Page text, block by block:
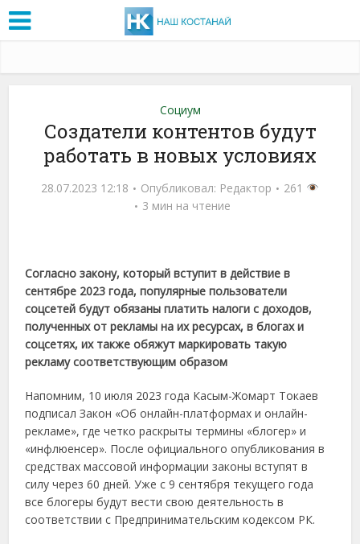
Социум
Создатели контентов будут
работать в новых условиях
28.07.2023 12:18 Опубликовал: Редактор
261
3 мин на чтение
Согласно закону, который вступит в действие в
сентябре 2023 года, популярные пользователи
соцсетей будут обязаны платить налоги с доходов,
полученных от рекламы на их ресурсах, в блогах и
соцсетях, их также обяжут маркировать такую
рекламу соответствующим образом
Напомним, 10 июля 2023 года Касым-Жомарт Токаев
подписал Закон «Об онлайн-платформах и онлайн-
рекламе», где четко раскрыты термины «блогер» и
«инфлюенсер». После официального опубликования в
средствах массовой информации законы вступят в
силу через 60 дней. Уже с 9 сентября текущего года
все блогеры будут вести свою деятельность в
соответствии с Предпринимательским кодексом РК.